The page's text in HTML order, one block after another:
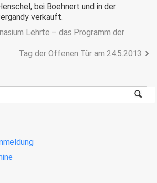
bei Boehnert und in der
verkauft.
Lehrte – das Programm der
Tag der Offenen Tür am 24.5.2013